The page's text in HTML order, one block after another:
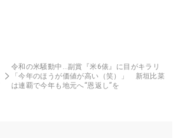
令和の米騒動中…副賞『米6俵』に目がキラリ
「今年のほうが価値が高い（笑）」 新垣比菜
は連覇で今年も地元へ“恩返し”を